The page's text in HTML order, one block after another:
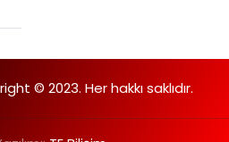
© 2023. Her hakkı saklıdır.